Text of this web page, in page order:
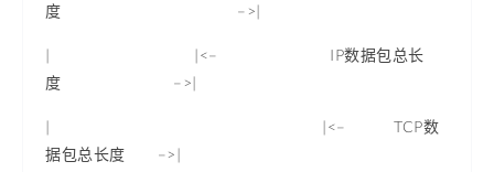
度 –>|
| |<– IP数据包总长
度 –>|
| |<– TCP数
据包总长度 –>|